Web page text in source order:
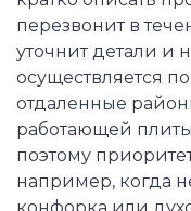
перезвонит в
уточнит детали и
осуществляется
отдаленные
работающей
поэтому
например, когда